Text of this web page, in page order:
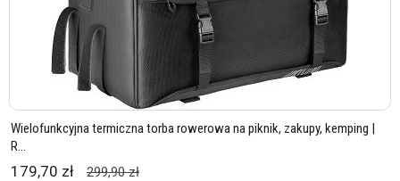
Wielofunkcyjna termiczna torba rowerowa na piknik, zakupy, kemping |
R...
179,70 zł 299,90 zł